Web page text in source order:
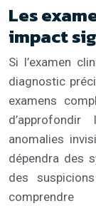
Les
impact
Si l’examen
diagnostic
examens
anomalies
dépendra des
des